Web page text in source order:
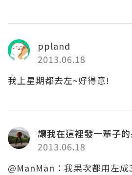
ppland
2013.06.18
我上星期都去左~好得意!
讓我在這裡發一輩子的
2013.06.18
@ManMan：我果次都用左